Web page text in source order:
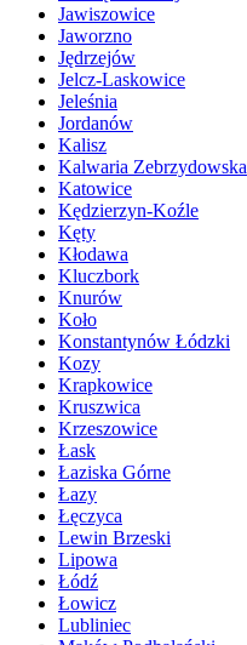
Jawiszowice
Jaworzno
Jędrzejów
Jelcz-Laskowice
Jeleśnia
Jordanów
Kalisz
Kalwaria Zebrzydowska
Katowice
Kędzierzyn-Koźle
Kęty
Kłodawa
Kluczbork
Knurów
Koło
Konstantynów Łódzki
Kozy
Krapkowice
Kruszwica
Krzeszowice
Łask
Łaziska Górne
Łazy
Łęczyca
Lewin Brzeski
Lipowa
Łódź
Łowicz
Lubliniec